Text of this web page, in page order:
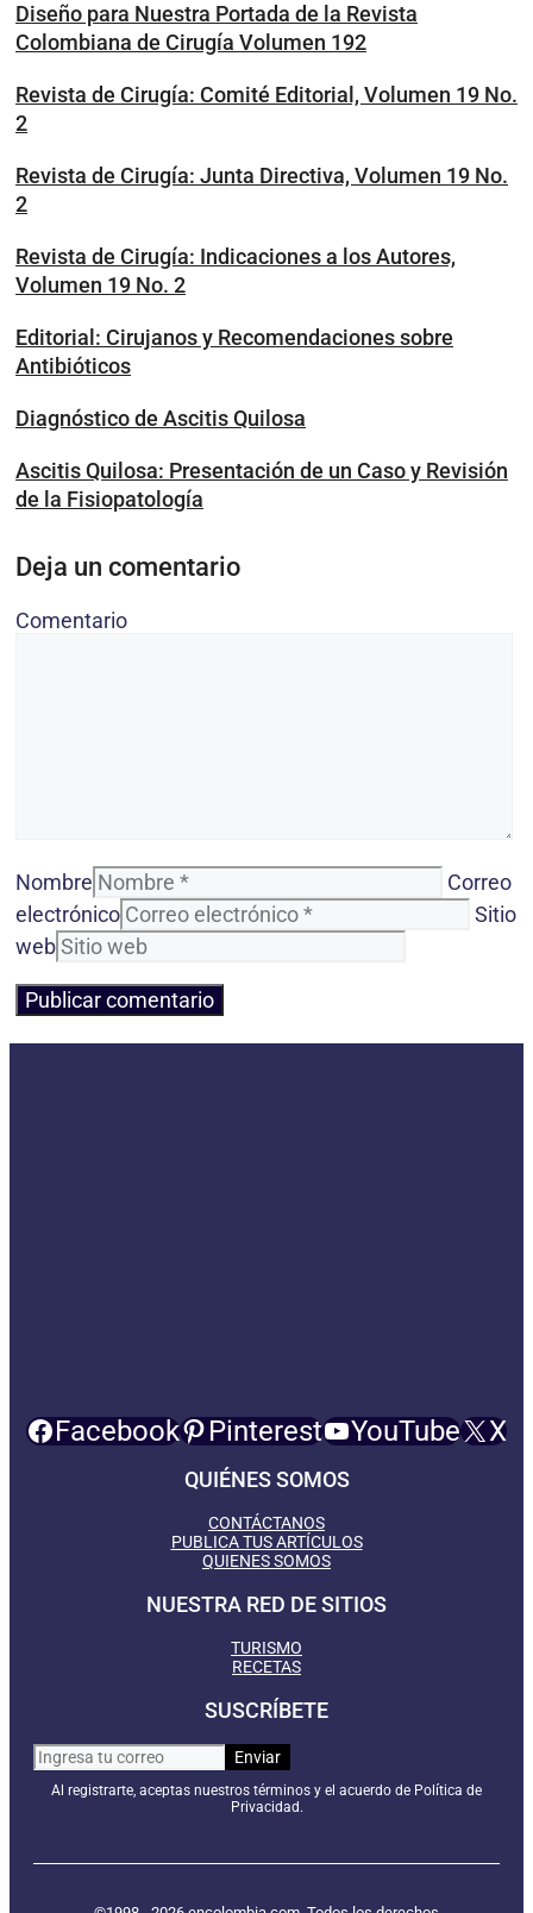
Diseño para Nuestra Portada de la Revista
Colombiana de Cirugía Volumen 192
Revista de Cirugía: Comité Editorial, Volumen 19 No.
2
Revista de Cirugía: Junta Directiva, Volumen 19 No.
2
Revista de Cirugía: Indicaciones a los Autores,
Volumen 19 No. 2
Editorial: Cirujanos y Recomendaciones sobre
Antibióticos
Diagnóstico de Ascitis Quilosa
Ascitis Quilosa: Presentación de un Caso y Revisión
de la Fisiopatología
Deja un comentario
Comentario
Nombre
Correo
electrónico
Sitio
web
Facebook Pinterest YouTube X
QUIÉNES SOMOS
CONTÁCTANOS
PUBLICA TUS ARTÍCULOS
QUIENES SOMOS
NUESTRA RED DE SITIOS
TURISMO
RECETAS
SUSCRÍBETE
Al registrarte, aceptas nuestros términos y el acuerdo de Política de
Privacidad.